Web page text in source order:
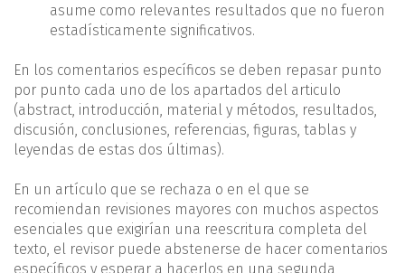
asume como relevantes resultados que no fueron
estadísticamente significativos.
En los comentarios específicos se deben repasar punto
por punto cada uno de los apartados del articulo
(abstract, introducción, material y métodos, resultados,
discusión, conclusiones, referencias, figuras, tablas y
leyendas de estas dos últimas).
En un artículo que se rechaza o en el que se
recomiendan revisiones mayores con muchos aspectos
esenciales que exigirían una reescritura completa del
texto, el revisor puede abstenerse de hacer comentarios
específicos y esperar a hacerlos en una segunda